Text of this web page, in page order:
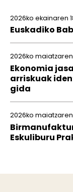
2026ko ekainaren
Euskadiko
2026ko maiatzaren
Ekonomia
arriskuak
gida
2026ko
Eskuliburu